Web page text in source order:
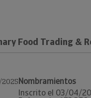
Food Trading &
2025Nombramientos
Inscrito el 03/04/